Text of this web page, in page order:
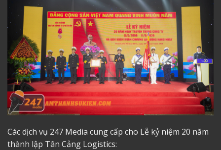
Các dịch vụ 247 Media cung cấp cho Lễ kỷ niệm 20 năm
thành lập Tân Cảng Logistics: